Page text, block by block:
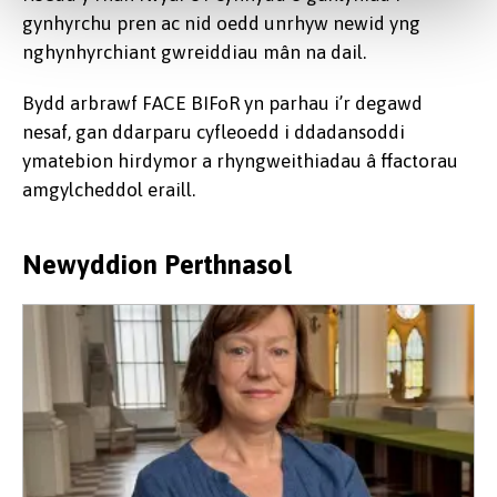
gynhyrchu pren ac nid oedd unrhyw newid yng
nghynhyrchiant gwreiddiau mân na dail.
Bydd arbrawf FACE BIFoR yn parhau i’r degawd
nesaf, gan ddarparu cyfleoedd i ddadansoddi
ymatebion hirdymor a rhyngweithiadau â ffactorau
amgylcheddol eraill.
Newyddion Perthnasol